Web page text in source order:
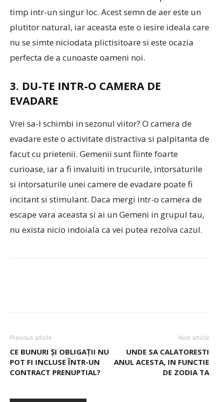
timp intr-un singur loc. Acest semn de aer este un
plutitor natural, iar aceasta este o iesire ideala care
nu se simte niciodata plictisitoare si este ocazia
perfecta de a cunoaste oameni noi.
3. DU-TE INTR-O CAMERA DE
EVADARE
Vrei sa-l schimbi in sezonul viitor? O camera de
evadare este o activitate distractiva si palpitanta de
facut cu prietenii. Gemenii sunt fiinte foarte
curioase, iar a fi invaluiti in trucurile, intorsaturile
si intorsaturile unei camere de evadare poate fi
incitant si stimulant. Daca mergi intr-o camera de
escape vara aceasta si ai un Gemeni in grupul tau,
nu exista nicio indoiala ca vei putea rezolva cazul.
Previous article
CE BUNURI ȘI OBLIGAȚII NU
POT FI INCLUSE ÎNTR-UN
CONTRACT PRENUPTIAL?
Next article
UNDE SA CALATORESTI
ANUL ACESTA, IN FUNCTIE
DE ZODIA TA